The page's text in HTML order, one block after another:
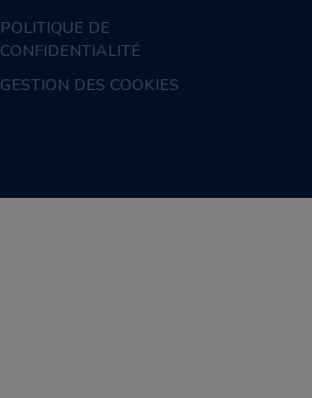
POLITIQUE DE
CONFIDENTIALITÉ
GESTION DES COOKIES